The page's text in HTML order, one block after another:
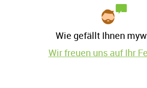
Wie gefällt Ihnen
Wir freuen uns auf Ihr